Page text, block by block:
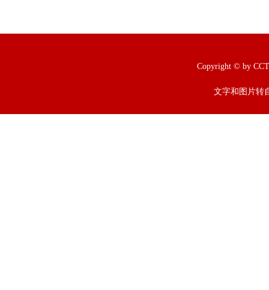
Copyright © by
文字和图片转